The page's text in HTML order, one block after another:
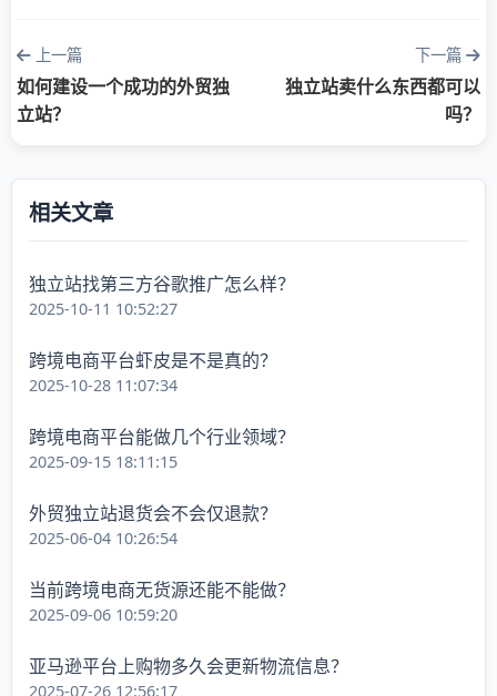
上一篇
如何建设一个成功的外贸独
立站？
下一篇
独立站卖什么东西都可以
吗？
相关文章
独立站找第三方谷歌推广怎么样？
2025-10-11 10:52:27
跨境电商平台虾皮是不是真的？
2025-10-28 11:07:34
跨境电商平台能做几个行业领域？
2025-09-15 18:11:15
外贸独立站退货会不会仅退款？
2025-06-04 10:26:54
当前跨境电商无货源还能不能做？
2025-09-06 10:59:20
亚马逊平台上购物多久会更新物流信息？
2025-07-26 12:56:17